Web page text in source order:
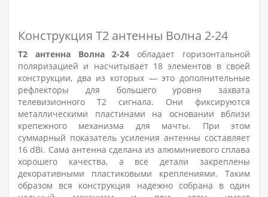
Конструкция Т2 антенны Волна 2-24
Т2 антенна Волна 2-24обладает горизонтальной
поляризацией и насчитывает 18 элементов в своей
конструкции, два из которых — это дополнительные
рефлекторы для большего уровня захвата
телевизионного Т2 сигнала. Они фиксируются
металлическими пластинами на основании вблизи
крепежного механизма для мачты. При этом
суммарный показатель усиления антенны составляет
16 dBi. Сама антенна сделана из алюминиевого сплава
хорошего качества, а все детали закреплены
декоративными пластиковыми креплениями. Таким
образом вся конструкция надежно собрана в один